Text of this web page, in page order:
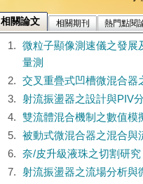
相關論文 相關期刊 熱門點閱
1.
微粒子顯像測速儀之發展
量測
2.
交叉重疊式凹槽微混合器
3.
射流振盪器之設計與PIV
4.
雙流體混合機制之數值模
5.
被動式微混合器之混合與
6.
奈/皮升級液珠之切割研究
7.
射流振盪器之流場分析與